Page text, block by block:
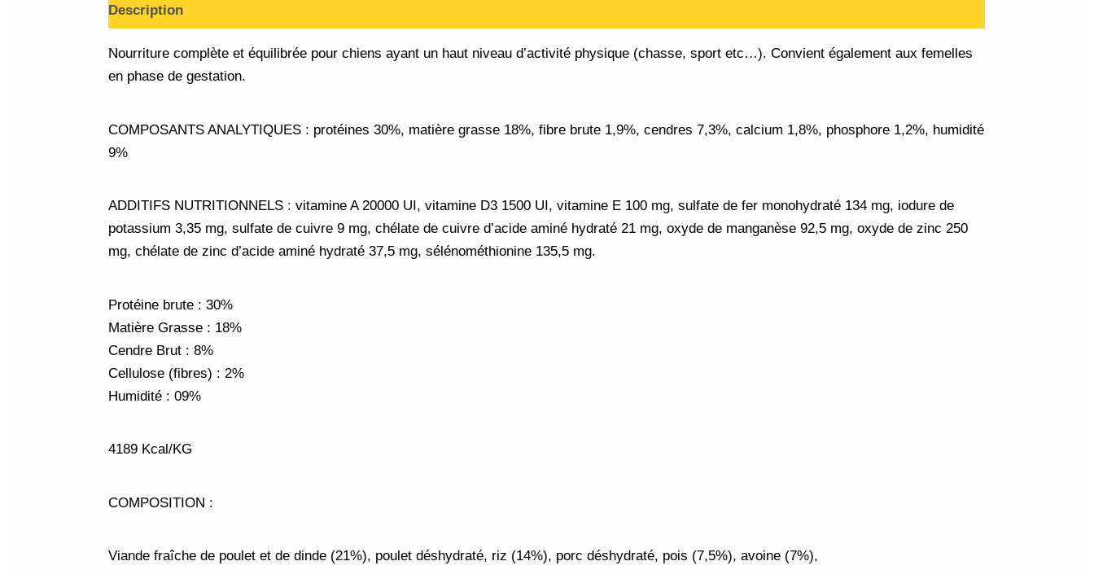
Description
Nourriture complète et équilibrée pour chiens ayant un haut niveau d’activité physique (chasse, sport etc…). Convient également aux femelles
en phase de gestation.
COMPOSANTS ANALYTIQUES : protéines 30%, matière grasse 18%, fibre brute 1,9%, cendres 7,3%, calcium 1,8%, phosphore 1,2%, humidité
9%
ADDITIFS NUTRITIONNELS : vitamine A 20000 UI, vitamine D3 1500 UI, vitamine E 100 mg, sulfate de fer monohydraté 134 mg, iodure de
potassium 3,35 mg, sulfate de cuivre 9 mg, chélate de cuivre d’acide aminé hydraté 21 mg, oxyde de manganèse 92,5 mg, oxyde de zinc 250
mg, chélate de zinc d’acide aminé hydraté 37,5 mg, sélénométhionine 135,5 mg.
Protéine brute : 30%
Matière Grasse : 18%
Cendre Brut : 8%
Cellulose (fibres) : 2%
Humidité : 09%
4189 Kcal/KG
COMPOSITION :
Viande fraîche de poulet et de dinde (21%), poulet déshydraté, riz (14%), porc déshydraté, pois (7,5%), avoine (7%),